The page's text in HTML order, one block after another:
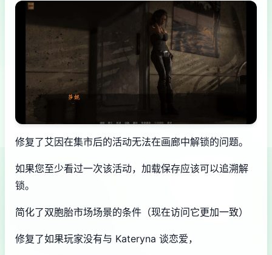
修复了艾因在集市后的活动无法在画廊中解锁的问题。
如果您至少看过一次该活动，加载保存应该可以追溯解
锁。
简化了双胞胎市场场景的条件（现在访问它更加一致）
修复了如果玩家没有与 Kateryna 谈恋爱，